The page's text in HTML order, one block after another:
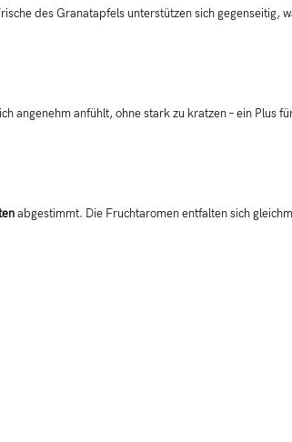
des Granatapfels unterstützen sich gegenseitig,
angenehm anfühlt, ohne stark zu kratzen – ein Plus
abgestimmt. Die Fruchtaromen entfalten sich